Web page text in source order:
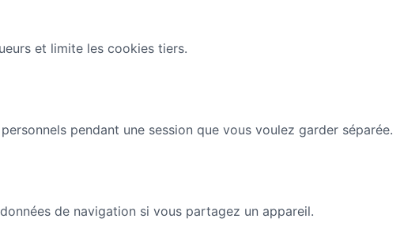
et limite les cookies tiers.
pendant une session que vous voulez garder séparée.
de navigation si vous partagez un appareil.